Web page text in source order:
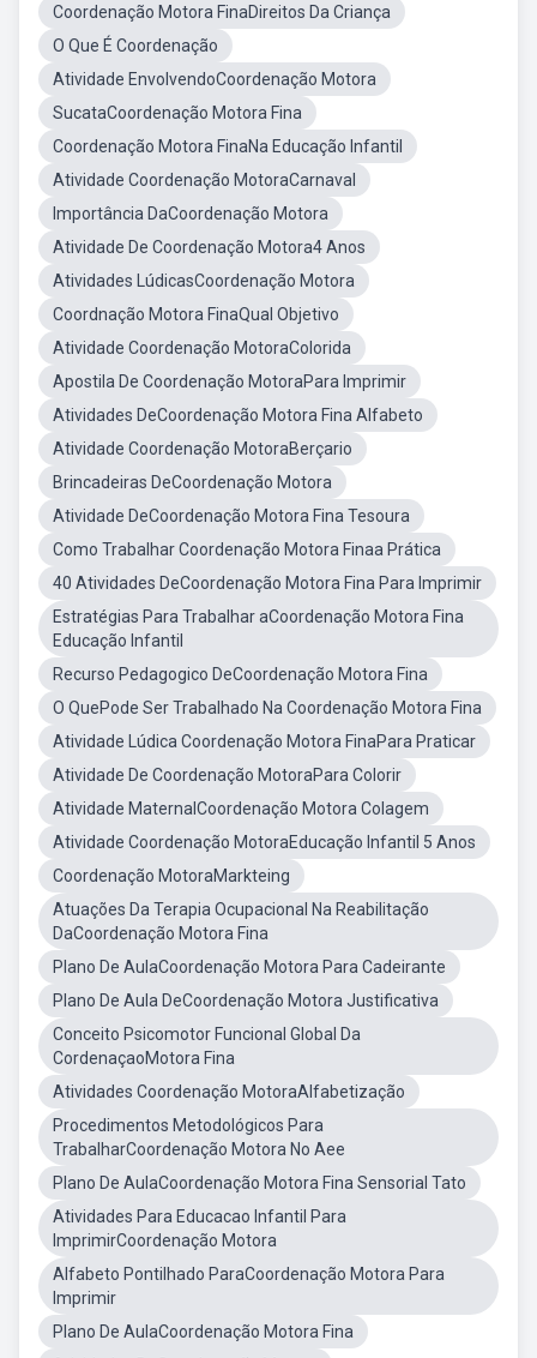
Coordenação Motora FinaDireitos Da Criança
O Que É Coordenação
Atividade EnvolvendoCoordenação Motora
SucataCoordenação Motora Fina
Coordenação Motora FinaNa Educação Infantil
Atividade Coordenação MotoraCarnaval
Importância DaCoordenação Motora
Atividade De Coordenação Motora4 Anos
Atividades LúdicasCoordenação Motora
Coordnação Motora FinaQual Objetivo
Atividade Coordenação MotoraColorida
Apostila De Coordenação MotoraPara Imprimir
Atividades DeCoordenação Motora Fina Alfabeto
Atividade Coordenação MotoraBerçario
Brincadeiras DeCoordenação Motora
Atividade DeCoordenação Motora Fina Tesoura
Como Trabalhar Coordenação Motora Finaa Prática
40 Atividades DeCoordenação Motora Fina Para Imprimir
Estratégias Para Trabalhar aCoordenação Motora Fina
Educação Infantil
Recurso Pedagogico DeCoordenação Motora Fina
O QuePode Ser Trabalhado Na Coordenação Motora Fina
Atividade Lúdica Coordenação Motora FinaPara Praticar
Atividade De Coordenação MotoraPara Colorir
Atividade MaternalCoordenação Motora Colagem
Atividade Coordenação MotoraEducação Infantil 5 Anos
Coordenação MotoraMarkteing
Atuações Da Terapia Ocupacional Na Reabilitação
DaCoordenação Motora Fina
Plano De AulaCoordenação Motora Para Cadeirante
Plano De Aula DeCoordenação Motora Justificativa
Conceito Psicomotor Funcional Global Da
CordenaçaoMotora Fina
Atividades Coordenação MotoraAlfabetização
Procedimentos Metodológicos Para
TrabalharCoordenação Motora No Aee
Plano De AulaCoordenação Motora Fina Sensorial Tato
Atividades Para Educacao Infantil Para
ImprimirCoordenação Motora
Alfabeto Pontilhado ParaCoordenação Motora Para
Imprimir
Plano De AulaCoordenação Motora Fina